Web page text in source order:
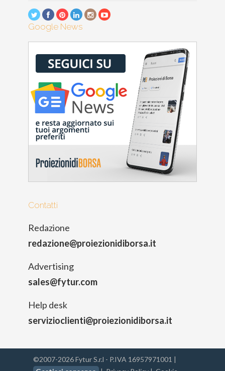
Google News
Contatti
Redazione
redazione@proiezionidiborsa.it
Advertising
sales@fytur.com
Help desk
servizioclienti@proiezionidiborsa.it
©2007-2026 Fytur S.r.l - P.IVA 16957971001 |